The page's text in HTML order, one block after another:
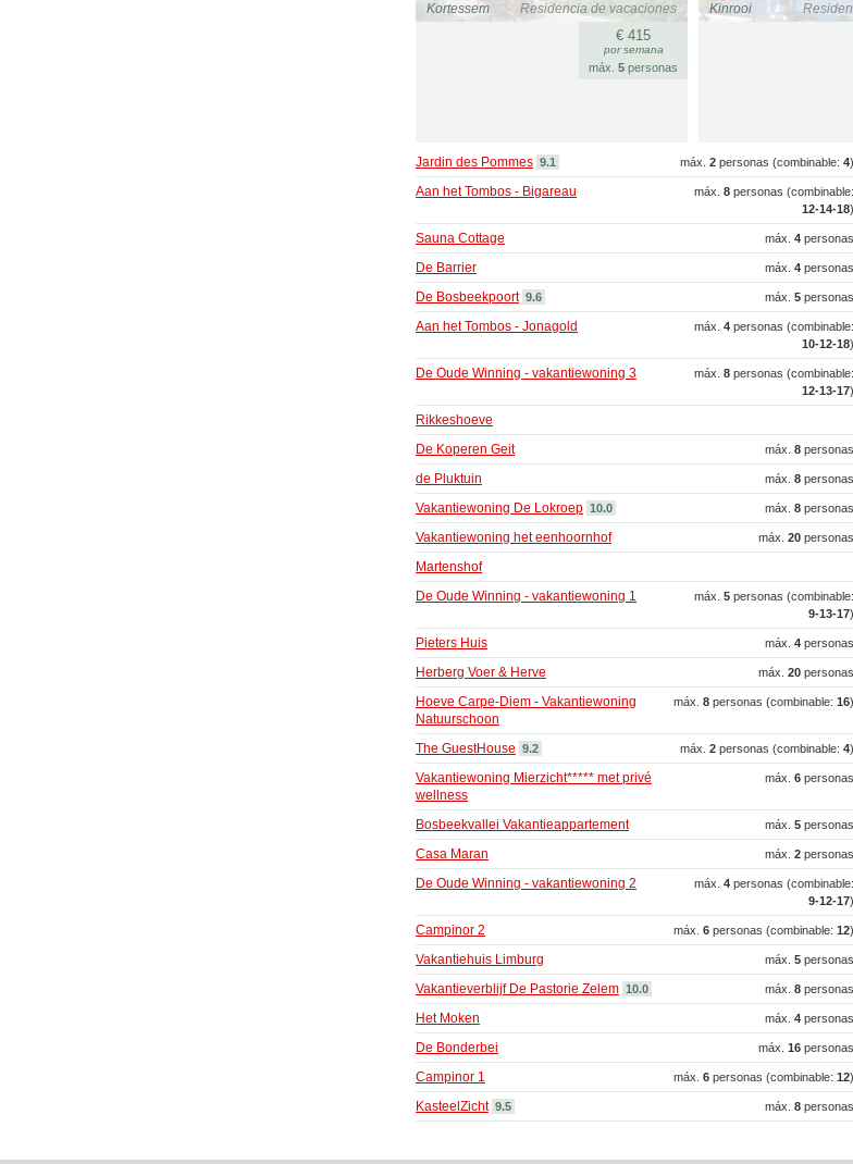
Residencia de vacaciones
Kortessem
€ 415
por semana
máx. 5 personas
Kinrooi
Jardin des Pommes 9.1 máx. 2 personas (combinable: 4)
Aan het Tombos - Bigareau máx. 8 personas (combinable:
12‑14‑18)
Sauna Cottage máx. 4 personas
De Barrier máx. 4 personas
De Bosbeekpoort 9.6 máx. 5 personas
Aan het Tombos - Jonagold máx. 4 personas (combinable:
10‑12‑18)
De Oude Winning - vakantiewoning 3 máx. 8 personas (combinable:
12‑13‑17)
Rikkeshoeve
De Koperen Geit máx. 8 personas
de Pluktuin máx. 8 personas
Vakantiewoning De Lokroep 10.0 máx. 8 personas
Vakantiewoning het eenhoornhof máx. 20 personas
Martenshof
De Oude Winning - vakantiewoning 1 máx. 5 personas (combinable:
9‑13‑17)
Pieters Huis máx. 4 personas
Herberg Voer & Herve máx. 20 personas
Hoeve Carpe-Diem - Vakantiewoning
Natuurschoon
máx. 8 personas (combinable: 16)
The GuestHouse 9.2 máx. 2 personas (combinable: 4)
Vakantiewoning Mierzicht***** met privé
wellness
máx. 6 personas
Bosbeekvallei Vakantieappartement máx. 5 personas
Casa Maran máx. 2 personas
De Oude Winning - vakantiewoning 2 máx. 4 personas (combinable:
9‑12‑17)
Campinor 2 máx. 6 personas (combinable: 12)
Vakantiehuis Limburg máx. 5 personas
Vakantieverblijf De Pastorie Zelem 10.0 máx. 8 personas
Het Moken máx. 4 personas
De Bonderbei máx. 16 personas
Campinor 1 máx. 6 personas (combinable: 12)
KasteelZicht 9.5 máx. 8 personas